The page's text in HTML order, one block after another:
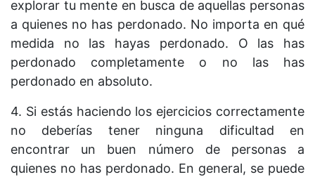
explorar tu mente en busca de aquellas personas
a quienes no has perdonado. No importa en qué
medida no las hayas perdonado. O las has
perdonado completamente o no las has
perdonado en absoluto.
4. Si estás haciendo los ejercicios correctamente
no deberías tener ninguna dificultad en
encontrar un buen número de personas a
quienes no has perdonado. En general, se puede